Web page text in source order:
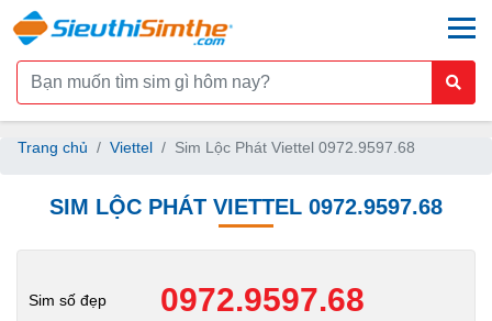
Trang chủ Viettel Sim Lộc Phát Viettel 0972.9597.68
SIM LỘC PHÁT VIETTEL 0972.9597.68
Sim số đẹp 0972.9597.68